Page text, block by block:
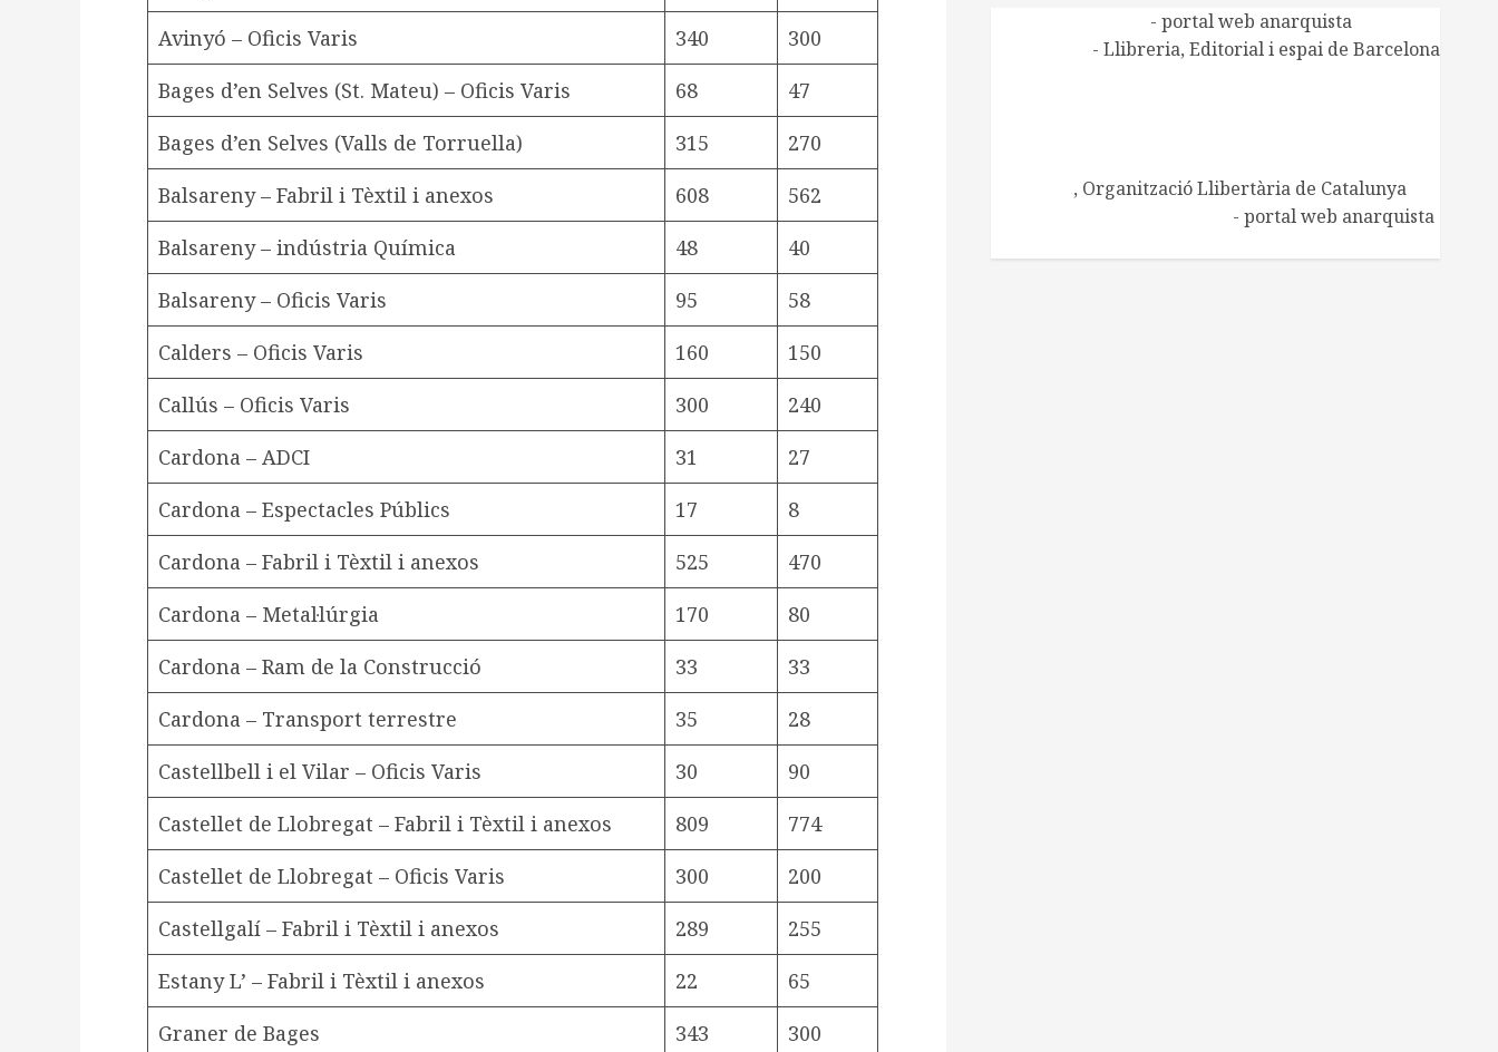
Avinyó – Oficis Varis
340
300
Bages d’en Selves (St. Mateu) – Oficis Varis
68
47
Bages d’en Selves (Valls de Torruella)
315
270
Balsareny – Fabril i Tèxtil i anexos
608
562
Balsareny – indústria Química
48
40
Balsareny – Oficis Varis
95
58
Calders – Oficis Varis
160
150
Callús – Oficis Varis
300
240
Cardona – ADCI
31
27
Cardona – Espectacles Públics
17
8
Cardona – Fabril i Tèxtil i anexos
525
470
Cardona – Metal·lúrgia
170
80
Cardona – Ram de la Construcció
33
33
Cardona – Transport terrestre
35
28
Castellbell i el Vilar – Oficis Varis
30
90
Castellet de Llobregat – Fabril i Tèxtil i anexos
809
774
Castellet de Llobregat – Oficis Varis
300
200
Castellgalí – Fabril i Tèxtil i anexos
289
255
Estany L’ – Fabril i Tèxtil i anexos
22
65
Graner de Bages
343
300
- portal web anarquista
- Llibreria, Editorial i espai de Barcelona
, Organització Llibertària de Catalunya
- portal web anarquista